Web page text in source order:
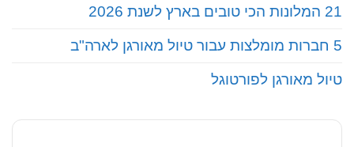
21 המלונות הכי טובים בארץ לשנת 2026
5 חברות מומלצות עבור טיול מאורגן לארה"ב
טיול מאורגן לפורטוגל